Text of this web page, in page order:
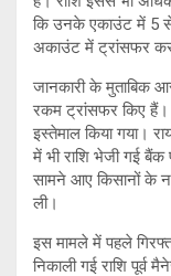
कि उनके एकाउंट में 5
अकाउंट में ट्रांसफर
जानकारी के मुताबिक
रकम ट्रांसफर किए
इस्तेमाल किया गया।
में भी राशि भेजी गई
सामने आए किसानों के
ली।
इस मामले में पहले
निकाली गई राशि पूर्व